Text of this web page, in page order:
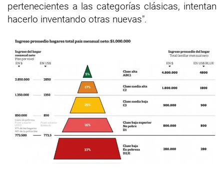
pertenecientes a las categorías clásicas, intentan
hacerlo inventando otras nuevas".